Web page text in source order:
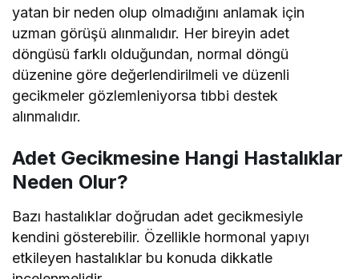
yatan bir neden olup olmadığını anlamak için
uzman görüşü alınmalıdır. Her bireyin adet
döngüsü farklı olduğundan, normal döngü
düzenine göre değerlendirilmeli ve düzenli
gecikmeler gözlemleniyorsa tıbbi destek
alınmalıdır.
Adet Gecikmesine Hangi Hastalıklar
Neden Olur?
Bazı hastalıklar doğrudan adet gecikmesiyle
kendini gösterebilir. Özellikle hormonal yapıyı
etkileyen hastalıklar bu konuda dikkatle